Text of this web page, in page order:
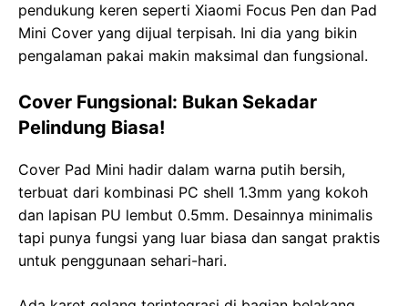
pendukung keren seperti Xiaomi Focus Pen dan Pad
Mini Cover yang dijual terpisah. Ini dia yang bikin
pengalaman pakai makin maksimal dan fungsional.
Cover Fungsional: Bukan Sekadar
Pelindung Biasa!
Cover Pad Mini hadir dalam warna putih bersih,
terbuat dari kombinasi PC shell 1.3mm yang kokoh
dan lapisan PU lembut 0.5mm. Desainnya minimalis
tapi punya fungsi yang luar biasa dan sangat praktis
untuk penggunaan sehari-hari.